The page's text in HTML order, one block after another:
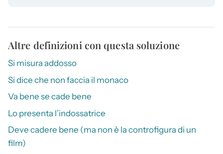
Altre definizioni con questa soluzione
Si misura addosso
Si dice che non faccia il monaco
Va bene se cade bene
Lo presenta l’indossatrice
Deve cadere bene (ma non è la controfigura di un
film)